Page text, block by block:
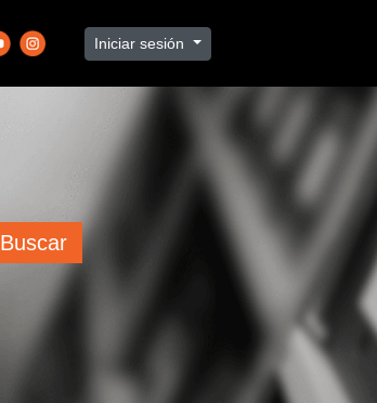
Iniciar sesión
Buscar